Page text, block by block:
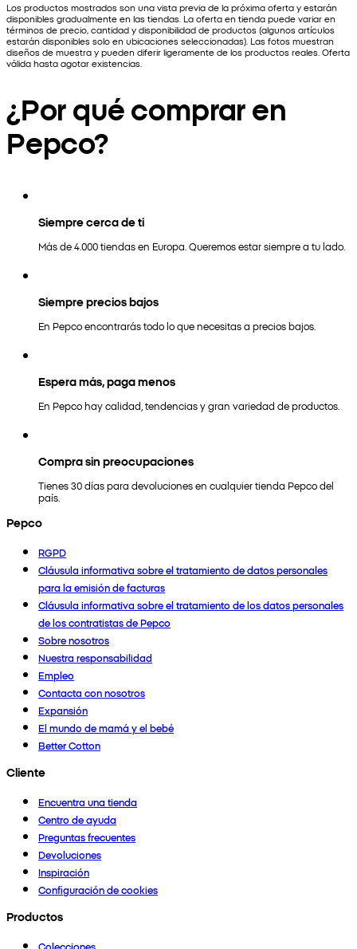
Los productos mostrados son una vista previa de la próxima oferta y estarán
disponibles gradualmente en las tiendas. La oferta en tienda puede variar en
términos de precio, cantidad y disponibilidad de productos (algunos artículos
estarán disponibles solo en ubicaciones seleccionadas). Las fotos muestran
diseños de muestra y pueden diferir ligeramente de los productos reales. Oferta
válida hasta agotar existencias.
¿Por qué comprar en
Pepco?
Siempre cerca de ti
Más de 4.000 tiendas en Europa. Queremos estar siempre a tu lado.
Siempre precios bajos
En Pepco encontrarás todo lo que necesitas a precios bajos.
Espera más, paga menos
En Pepco hay calidad, tendencias y gran variedad de productos.
Compra sin preocupaciones
Tienes 30 días para devoluciones en cualquier tienda Pepco del
país.
Pepco
RGPD
Cláusula informativa sobre el tratamiento de datos personales
para la emisión de facturas
Cláusula informativa sobre el tratamiento de los datos personales
de los contratistas de Pepco
Sobre nosotros
Nuestra responsabilidad
Empleo
Contacta con nosotros
Expansión
El mundo de mamá y el bebé
Better Cotton
Cliente
Encuentra una tienda
Centro de ayuda
Preguntas frecuentes
Devoluciones
Inspiración
Configuración de cookies
Productos